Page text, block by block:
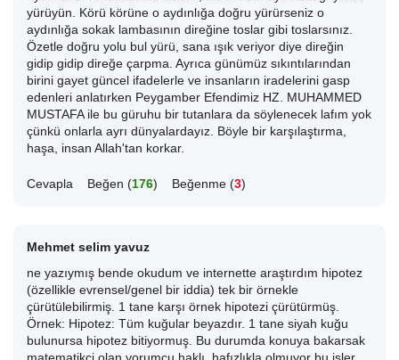
yürüyün. Körü körüne o aydınlığa doğru yürürseniz o
aydınlığa sokak lambasının direğine toslar gibi toslarsınız.
Özetle doğru yolu bul yürü, sana ışık veriyor diye direğin
gidip gidip direğe çarpma. Ayrıca günümüz sıkıntılarından
birini gayet güncel ifadelerle ve insanların iradelerini gasp
edenleri anlatırken Peygamber Efendimiz HZ. MUHAMMED
MUSTAFA ile bu güruhu bir tutanlara da söylenecek lafım yok
çünkü onlarla ayrı dünyalardayız. Böyle bir karşılaştırma,
haşa, insan Allah'tan korkar.
Cevapla Beğen (176) Beğenme (3)
Mehmet selim yavuz
ne yazıymış bende okudum ve internette araştırdım hipotez
(özellikle evrensel/genel bir iddia) tek bir örnekle
çürütülebilirmiş. 1 tane karşı örnek hipotezi çürütürmüş.
Örnek: Hipotez: Tüm kuğular beyazdır. 1 tane siyah kuğu
bulunursa hipotez bitiyormuş. Bu durumda konuya bakarsak